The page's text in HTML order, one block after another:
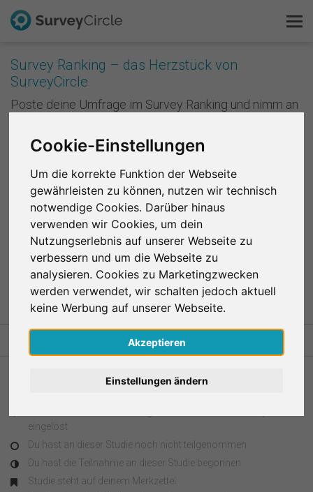
Cookie-Einstellungen
Um die korrekte Funktion der Webseite
gewährleisten zu können, nutzen wir technisch
notwendige Cookies. Darüber hinaus
verwenden wir Cookies, um dein
Nutzungserlebnis auf unserer Webseite zu
verbessern und um die Webseite zu
analysieren. Cookies zu Marketingzwecken
werden verwendet, wir schalten jedoch aktuell
keine Werbung auf unserer Webseite.
Akzeptieren
Einstellungen ändern
Survey Ranking – das Herzstück von
SurveyCircle
Poste deine Umfrage im Survey Ranking und nimm an
deiner Studie im Survey Ranking. Je besser deine
deiner Studie teil. Anders formuliert: Je mehr du
andere unterstützt, desto mehr Unterstützung
bekommst du zurück.
Registriere dich kostenlos, um bei SurveyCircle
Studienteilnehmer zu finden und spannende
Forschungsprojekte zu unterstützen.
Region 1 R 4
eingelöst
Du hast an dieser Studie noch nicht teilgenommen
Du hast die Teilnahme an dieser Studie begonnen
Studie steht auf deinem Merkzettel
Forschung entdecken
FAQ
Kostenlos registrieren
Anmelden
English
Nederlands